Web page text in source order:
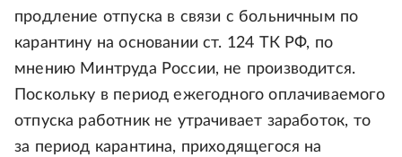
продление отпуска в связи с больничным по
карантину на основании ст. 124 ТК РФ, по
мнению Минтруда России, не производится.
Поскольку в период ежегодного оплачиваемого
отпуска работник не утрачивает заработок, то
за период карантина, приходящегося на